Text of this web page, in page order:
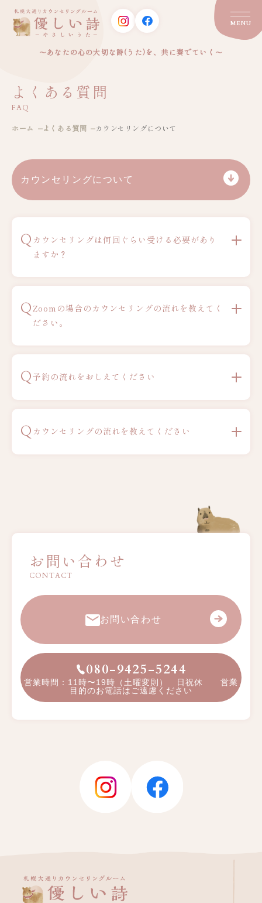
MENU
～あなたの心の大切な詩(うた)を、共に奏でていく～
よくある質問
FAQ
ホーム よくある質問 カウンセリングについて
Q カウンセリングは何回ぐらい受ける必要があり
ますか？
QZoomの場合のカウンセリングの流れを教えてく
ださい。
Q予約の流れをおしえてください
Q カウンセリングの流れを教えてください
お問い合わせ
CONTACT
お問い合わせ
080-9425-5244
営業時間：11時〜19時（土曜変則） 日祝休 営業
目的のお電話はご遠慮ください